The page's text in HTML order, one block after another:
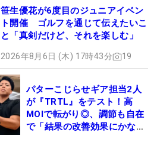
笹生優花が6度目のジュニアイベン
ト開催 ゴルフを通じて伝えたいこ
と「真剣だけど、それを楽しむ」
2026年8月6日 (木) 17時43分 19
パターこじらせギア担当2人
が『TRTL』をテスト！高
MOIで転がり◎、調節も自在
で「結果の改善効果にかなり